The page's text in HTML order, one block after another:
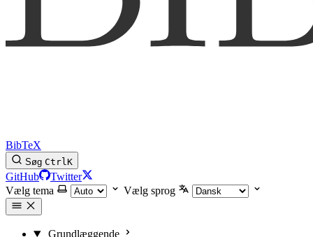
BibTeX
Søg CtrlK
GitHub
Twitter
Vælg tema
Vælg sprog
Grundlæggende